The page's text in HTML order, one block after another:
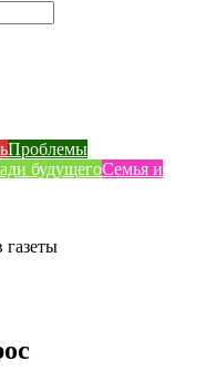
Проблемы
будущегоСемья и